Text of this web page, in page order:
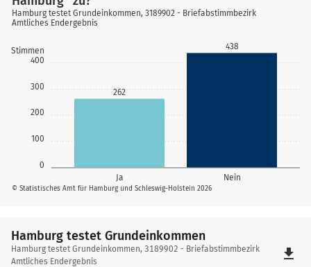
0
100
200
300
400
Stimmen
Ja Nein
262
438
© Statistisches Amt für Hamburg und Schleswig-Holstein 2026
Hamburg testet Grundeinkommen, 3189902 - Briefabstimmbezirk
Amtliches Endergebnis
Hamburg testet Grundeinkommen
Hamburg
testet
Hamburg testet Grundeinkommen, 3189902 - Briefabstimmbezirk
Amtliches Endergebnis
file_download